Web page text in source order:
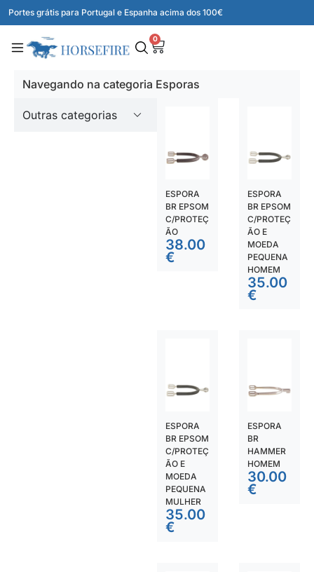
Portes grátis para Portugal e Espanha acima dos 100€
0
Navegando na categoria Esporas
Outras categorias
ESPORA
BR EPSOM
C/PROTEÇ
ÃO
38.00
€
ESPORA
BR EPSOM
C/PROTEÇ
ÃO E
MOEDA
PEQUENA
HOMEM
35.00
€
ESPORA
BR EPSOM
C/PROTEÇ
ÃO E
MOEDA
PEQUENA
MULHER
35.00
€
ESPORA
BR
HAMMER
HOMEM
30.00
€